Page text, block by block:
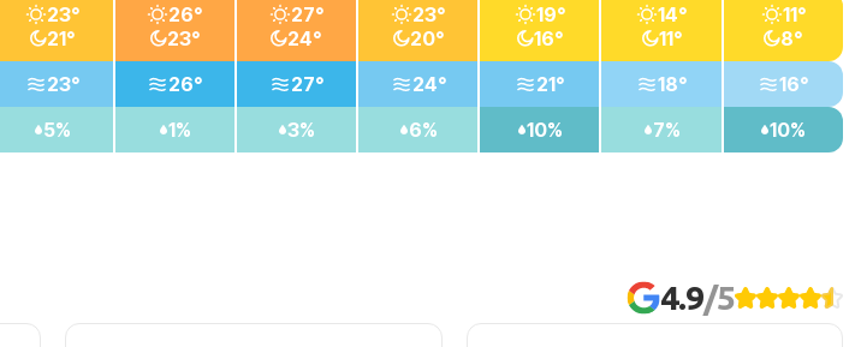
23°
21°
23°
5%
26°
23°
26°
1%
27°
24°
27°
3%
23°
20°
24°
6%
19°
16°
21°
10%
14°
11°
18°
7%
11°
8°
16°
10%
4.9/5